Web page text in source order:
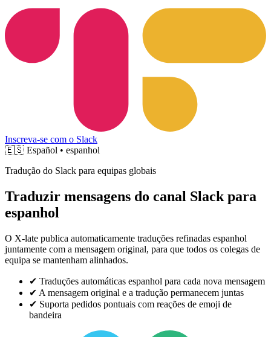
Inscreva-se com o Slack
🇪🇸 Español • espanhol
Tradução do Slack para equipas globais
Traduzir mensagens do canal Slack para
espanhol
O X-late publica automaticamente traduções refinadas espanhol
juntamente com a mensagem original, para que todos os colegas de
equipa se mantenham alinhados.
✔ Traduções automáticas espanhol para cada nova mensagem
✔ A mensagem original e a tradução permanecem juntas
✔ Suporta pedidos pontuais com reações de emoji de
bandeira